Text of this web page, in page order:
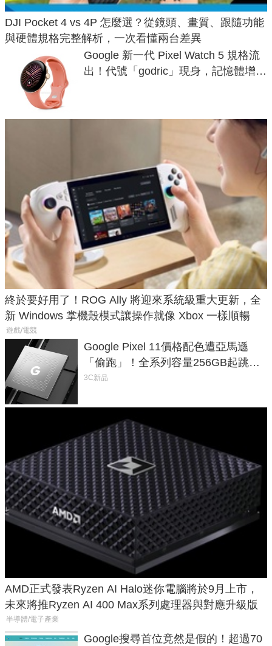
DJI Pocket 4 vs 4P 怎麼選？從鏡頭、畫質、跟隨功能
與硬體規格完整解析，一次看懂兩台差異
Google 新一代 Pixel Watch 5 規格流
出！代號「godric」現身，記憶體增強
終於要好用了！ROG Ally 將迎來系統級重大更新，全
新 Windows 掌機殼模式讓操作就像 Xbox 一樣順暢
遊戲/電競
Google Pixel 11價格配色遭亞馬遜
「偷跑」！全系列容量256GB起跳、
頂規摺疊機價位逼近7萬
3C新品
AMD正式發表Ryzen AI Halo迷你電腦將於9月上市，
未來將推Ryzen AI 400 Max系列處理器與對應升級版
半導體/電子產業
Google搜尋首位竟然是假的！超過70